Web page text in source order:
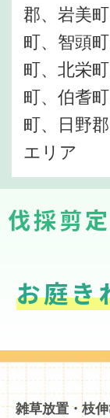
郡、岩美
町、智頭
町、北栄
町、伯耆
町、日野
エリア
伐採剪
お庭き
雑草放置・枝